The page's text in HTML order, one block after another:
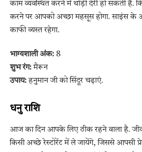
काम व्यवस्थित करने में थोड़ी देरी हो सकती है.
करने पर आपको अच्छा महसूस होगा. साइंस के
काफी व्यस्त रहेगा.
भाग्यशाली अंक: 8
शुभ रंग:मैरून
उपाय:हनुमान जी को सिंदूर चढ़ाएं.
धनु राशि
आज का दिन आपके लिए ठीक रहने वाला है.
किसी अच्छे रेस्टोरेंट में ले जायेंगे, जिससे आपसी